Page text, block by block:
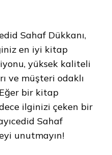
Sahaf Dükkanı,
en iyi kitap
yüksek kaliteli
ve müşteri odaklı
bir kitap
ilginizi çeken bir
Sahaf
unutmayın!